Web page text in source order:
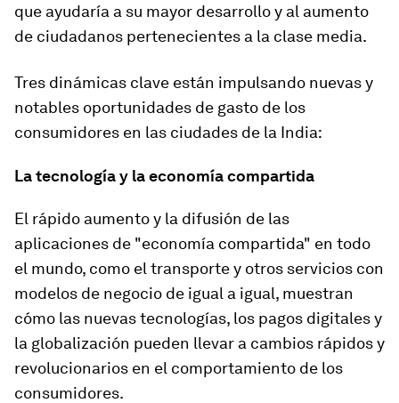
que ayudaría a su mayor desarrollo y al aumento
de ciudadanos pertenecientes a la clase media.
Tres dinámicas clave están impulsando nuevas y
notables oportunidades de gasto de los
consumidores en las ciudades de la India:
La tecnología y la economía compartida
El rápido aumento y la difusión de las
aplicaciones de "economía compartida" en todo
el mundo, como el transporte y otros servicios con
modelos de negocio de igual a igual, muestran
cómo las nuevas tecnologías, los pagos digitales y
la globalización pueden llevar a cambios rápidos y
revolucionarios en el comportamiento de los
consumidores.